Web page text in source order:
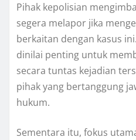
Pihak kepolisian
segera melapor jika
berkaitan dengan kasus
dinilai penting untuk
secara tuntas kejadian
pihak yang bertanggung
hukum.
Sementara itu, fokus